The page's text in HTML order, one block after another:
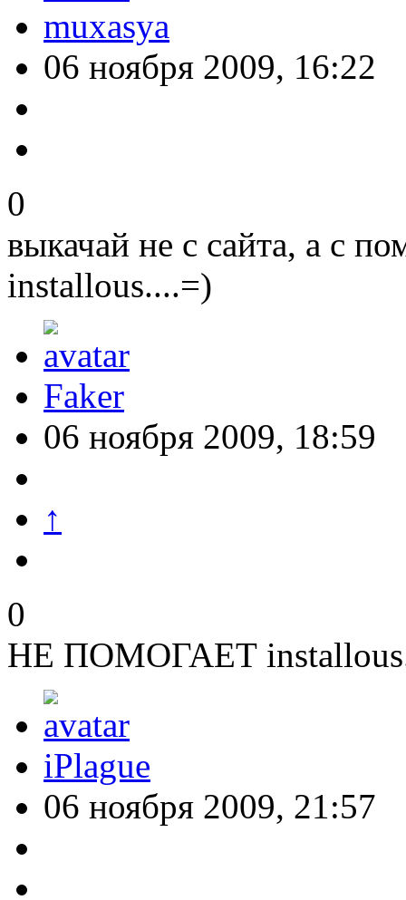
muxasya
06 ноября 2009, 16:22
0
выкачай не с сайта, а с
installous....=)
Faker
06 ноября 2009, 18:59
↑
0
НЕ ПОМОГАЕТ
iPlague
06 ноября 2009, 21:57